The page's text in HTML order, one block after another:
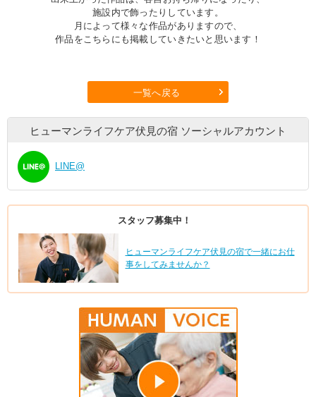
施設内で飾ったりしています。
月によって様々な作品がありますので、
作品をこちらにも掲載していきたいと思います！
一覧へ戻る
ヒューマンライフケア伏見の宿 ソーシャルアカウント
LINE@
スタッフ募集中！
ヒューマンライフケア伏見の宿で一緒にお仕
事をしてみませんか？